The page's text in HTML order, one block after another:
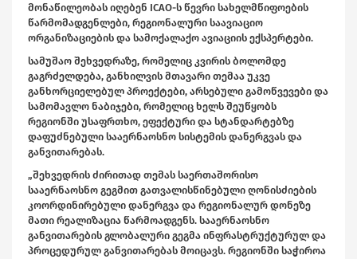
მონაწილეობას იღებენ ICAO-ს წევრი სახელმწიფოების
წარმომადგენლები, რეგიონალური საავიაციო
ორგანიზაციების და სამოქალაქო ავიაციის ექსპერტები.
სამუშაო შეხვედრაზე, რომელიც კვირის ბოლომდე
გაგრძელდება, განხილვის მთავარი თემაა უკვე
განხორციელებულ პროექტები, არსებული გამოწვევები და
სამომავლო ნაბიჯები, რომელიც ხელს შეუწყობს
რეგიონში უსაფრთხო, ეფექტური და სტანდარტებზე
დაფუძნებული სააერნაოსნო სისტემის დანერგვას და
განვითარებას.
„შეხვედრის ძირითად თემას საერთაშორისო
სააერნაოსნო გეგმით გათვალისწინებული ღონისძიების
კოორდინირებული დანერგვა და რეგიონალურ დონეზე
მათი რეალიზაცია წარმოადგენს. სააერნაოსნო
განვითარების გლობალური გეგმა ინფრასტრუქტურულ და
პროცედურულ განვითარებას მოიცავს. რეგიონში საჭიროა